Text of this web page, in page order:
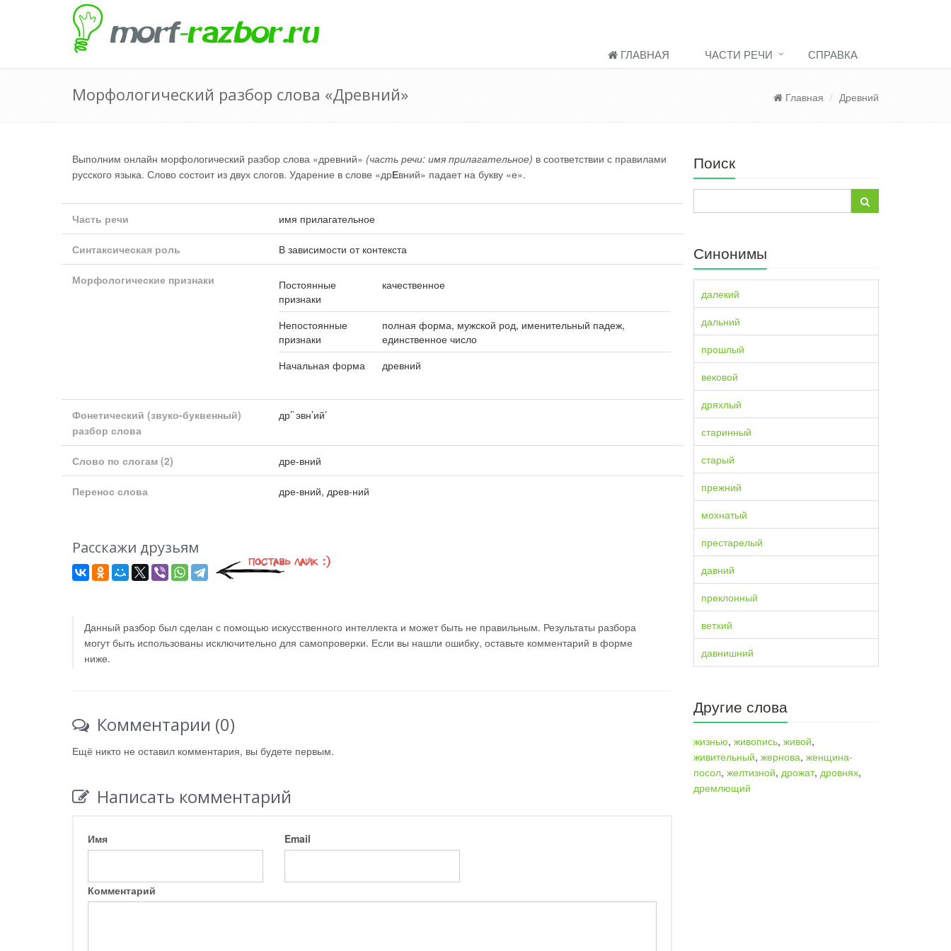
ГЛАВНАЯ ЧАСТИ РЕЧИ СПРАВКА
Морфологический разбор слова «Древний» Главная Древний
Выполним онлайн морфологический разбор слова «древний» (часть речи: имя прилагательное) в соответствии с правилами
русского языка. Слово состоит из двух слогов. Ударение в слове «дрЕвний» падает на букву «е».
Часть речи имя прилагательное
Синтаксическая роль В зависимости от контекста
Морфологические признаки
Постоянные
признаки
качественное
Непостоянные
признаки
полная форма, мужской род, именительный падеж,
единственное число
Начальная форма
древний
Фонетический (звуко-буквенный)
разбор слова
др’`эвн’ий’
Слово по слогам (2) дре-вний
Перенос слова дре-вний, древ-ний
Расскажи друзьям
Данный разбор был сделан с помощью искусственного интеллекта и может быть не правильным. Результаты разбора
могут быть использованы исключительно для самопроверки. Если вы нашли ошибку, оставьте комментарий в форме
ниже.
Комментарии (0)
Ещё никто не оставил комментария, вы будете первым.
Написать комментарий
Имя Email
Комментарий
Поиск
Синонимы
далекий
дальний
прошлый
вековой
дряхлый
старинный
старый
прежний
мохнатый
престарелый
давний
преклонный
ветхий
давнишний
Другие слова
жизнью, живопись, живой,
живительный, жернова, женщина-
посол, желтизной, дрожат, дровнях,
дремлющий